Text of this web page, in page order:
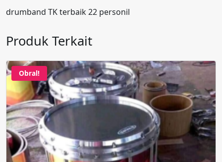
drumband TK terbaik 22 personil
Produk Terkait
Obral!